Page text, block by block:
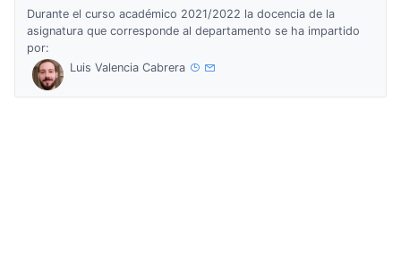
Durante el curso académico 2021/2022 la docencia de la
asignatura que corresponde al departamento se ha impartido
por:
Luis Valencia Cabrera